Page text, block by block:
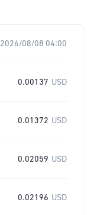
2026/08/08 04:00
0.00137 USD
0.01372 USD
0.02059 USD
0.02196 USD